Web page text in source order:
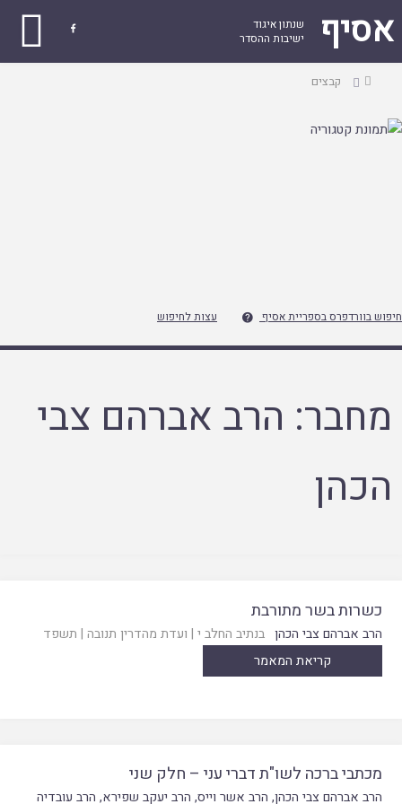
אסיף
שנתון איגוד
ישיבות ההסדר

עמודקבצים
חיפוש בוורדפרס בספריית אסיף  עצות לחיפוש
מחבר: הרב אברהם צבי
הכהן
כשרות בשר מתורבת
הרב אברהם צבי הכהן בנתיב החלב י | ועדת מהדרין תנובה | תשפד
קריאת המאמר
מכתבי ברכה לשו"ת דברי עני – חלק שני
הרב אברהם צבי הכהן, הרב אשר וייס, הרב יעקב שפירא, הרב עובדיה